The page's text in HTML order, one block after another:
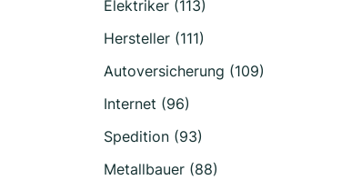
Elektriker (113)
Hersteller (111)
Autoversicherung (109)
Internet (96)
Spedition (93)
Metallbauer (88)